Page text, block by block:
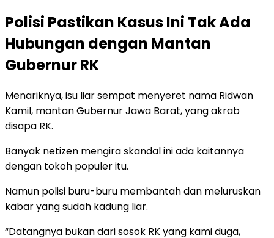
Polisi Pastikan Kasus Ini Tak Ada
Hubungan dengan Mantan
Gubernur RK
Menariknya, isu liar sempat menyeret nama Ridwan
Kamil, mantan Gubernur Jawa Barat, yang akrab
disapa RK.
Banyak netizen mengira skandal ini ada kaitannya
dengan tokoh populer itu.
Namun polisi buru-buru membantah dan meluruskan
kabar yang sudah kadung liar.
“Datangnya bukan dari sosok RK yang kami duga,